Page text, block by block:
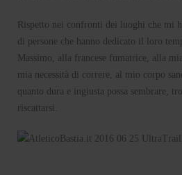
Rispetto nei confronti dei luoghi che mi
di persone che hanno dedicato il loro
Massimo, alla francese fumatrice, alla
mia necessità di correre, al mio corpo
quanto dura e ingiusta possa sembrare,
riscattarsi.